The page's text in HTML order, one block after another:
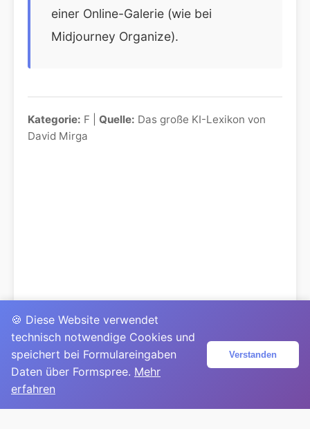
einer Online-Galerie (wie bei
Midjourney Organize).
Kategorie: F | Quelle: Das große KI-Lexikon von
David Mirga
🍪 Diese Website verwendet
technisch notwendige Cookies und
speichert bei Formulareingaben
Daten über Formspree. Mehr
erfahren
Verstanden